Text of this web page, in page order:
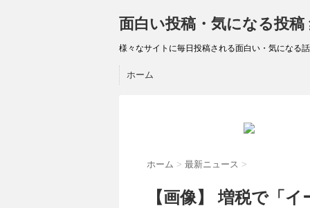
面白い投稿・気になる投
様々なサイトに毎日投稿される面白い・気になる
ホーム
ホーム > 最新ニュース >
【画像】 増税で「